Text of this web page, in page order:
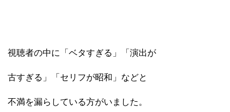
視聴者の中に「ベタすぎる」「演出が
古すぎる」「セリフが昭和」などと
不満を漏らしている方がいました。